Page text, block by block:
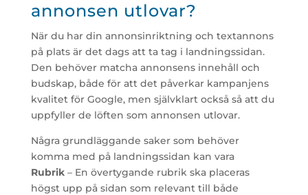
annonsen utlovar?
När du har din annonsinriktning och textannons
på plats är det dags att ta tag i landningssidan.
Den behöver matcha annonsens innehåll och
budskap, både för att det påverkar kampanjens
kvalitet för Google, men självklart också så att du
uppfyller de löften som annonsen utlovar.
Några grundläggande saker som behöver
komma med på landningssidan kan vara
Rubrik– En övertygande rubrik ska placeras
högst upp på sidan som relevant till både